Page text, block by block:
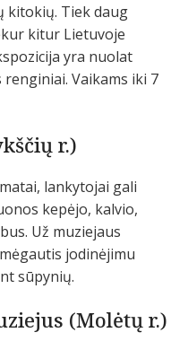
kitokių. Tiek daug
kitur Lietuvoje
yra nuolat
Vaikams iki 7
r.)
lankytojai gali
kepėjo, kalvio,
Už muziejaus
jodinėjimu
sūpynių.
(Molėtų r.)